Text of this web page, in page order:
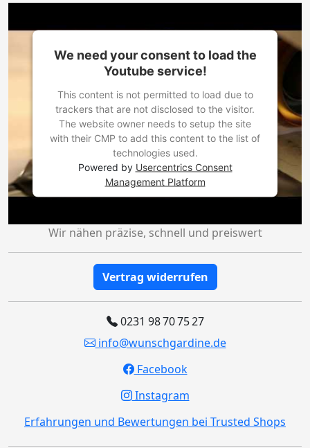
We need your consent to load the
Youtube service!
This content is not permitted to load due to
trackers that are not disclosed to the visitor.
The website owner needs to setup the site
with their CMP to add this content to the list of
technologies used.
Powered by Usercentrics Consent
Management Platform
Wir nähen präzise, schnell und preiswert
Vertrag widerrufen
0231 98 70 75 27
info@wunschgardine.de
Facebook
Instagram
Erfahrungen und Bewertungen bei Trusted Shops